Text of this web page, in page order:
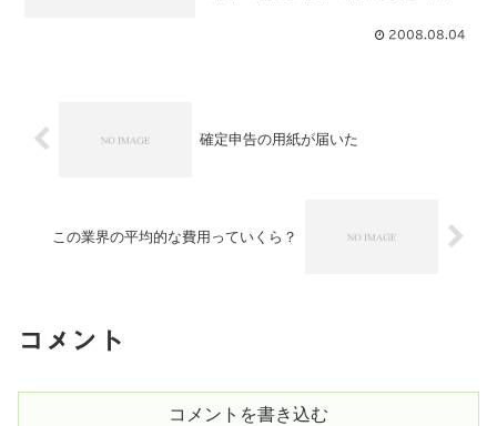
客先へ提出する為の、資料を作成する前
の打合せ。いわば打合せの為の打合せ
2008.08.04
確定申告の用紙が届いた
この業界の平均的な費用っていくら？
コメント
コメントを書き込む